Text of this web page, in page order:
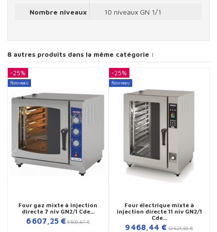
Nombre niveaux
10 niveaux GN 1/1
8 autres produits dans la même catégorie :
-25%
Nouveau
Four gaz mixte à injection
directe 7 niv GN2/1 Cde...
6 607,25 € 8 809,67 €
-25%
Nouveau
Four électrique mixte à
injection directe 11 niv GN2/1
Cde...
9 468,44 € 12 624,59 €